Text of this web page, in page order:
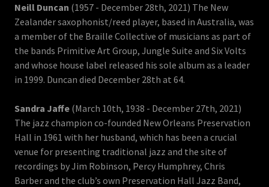
Neill Duncan (1957 - December 28th, 2021) The New
Zealander saxophonist/reed player, based in Australia, was
a member of the Braille Collective of musicians as part of
the bands Primitive Art Group, Jungle Suite and Six Volts
and whose house label released his sole album as a leader
in 1999. Duncan died December 28th at 64.
Sandra Jaffe (March 10th, 1938 - December 27th, 2021)
The jazz champion co-founded New Orleans Preservation
Hall in 1961 with her husband, which has been a crucial
venue for presenting traditional jazz and the site of
recordings by Jim Robinson, Percy Humphrey, Chris
Barber and the club’s own Preservation Hall Jazz Band,